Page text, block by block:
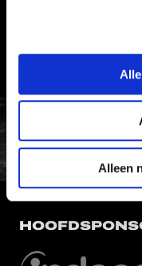
Alleen
VERTROUWENSPERSOON
FC